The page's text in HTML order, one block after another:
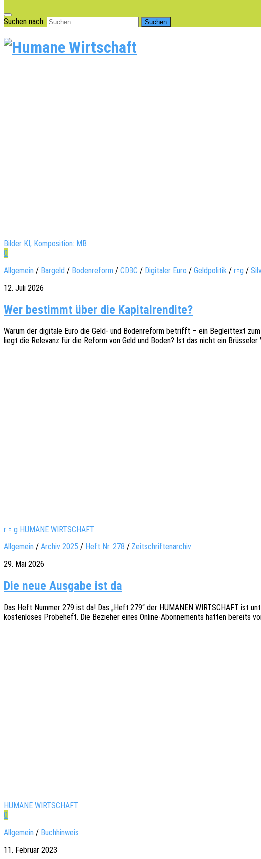
Suchen nach:
Bilder KI, Komposition: MB
0
Allgemein / Bargeld / Bodenreform / CDBC / Digitaler Euro / Geldpolitik / r=g /
12. Juli 2026
Wer bestimmt über die Kapitalrendite?
Warum der digi­ta­le Euro die Geld- und Boden­re­form betrifft – ein Begleit­text
liegt die Rele­vanz für die Reform von Geld und Boden? Ist das nicht ein
r = g HUMANE WIRTSCHAFT
Allgemein / Archiv 2025 / Heft Nr. 278 / Zeitschriftenarchiv
29. Mai 2026
Die neue Ausgabe ist da
Das Heft Nummer 279 ist da! Das „Heft 279“ der HUMANEN WIRTSCHAFT ist
kosten­lo­ses Probe­heft. Die Bezie­her eines Online-Abon­­ne­­ments hatten bereits
HUMANE WIRTSCHAFT
0
Allgemein / Buchhinweis
11. Februar 2023